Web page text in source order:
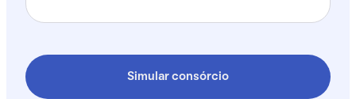
Simular consórcio